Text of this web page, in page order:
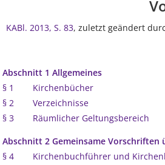
KABl. 2013, S. 83, zuletzt geändert
Abschnitt 1 Allgemeines
§ 1
Kirchenbücher
§ 2
Verzeichnisse
§ 3
Räumlicher Geltungsbereich
Abschnitt 2 Gemeinsame Vorschriften
§ 4
Kirchenbuchführer und